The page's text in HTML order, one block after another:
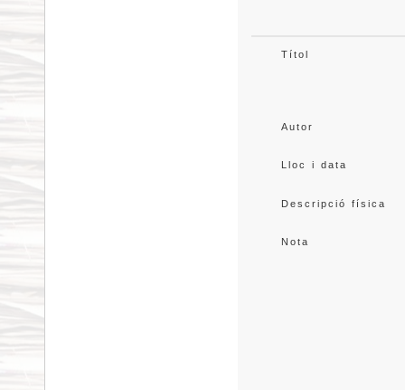
Títol
Autor
Lloc i data
Descripció física
Nota